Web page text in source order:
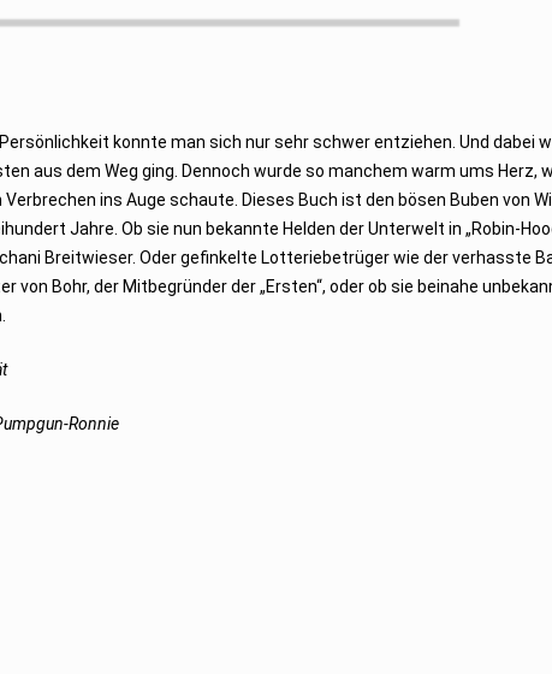
konnte man sich nur sehr schwer entziehen. Und dabei
aus dem Weg ging. Dennoch wurde so manchem warm ums Herz,
ins Auge schaute. Dieses Buch ist den bösen Buben von
Jahre. Ob sie nun bekannte Helden der Unterwelt in „Robin-
Breitwieser. Oder gefinkelte Lotteriebetrüger wie der verhasste
Bohr, der Mitbegründer der „Ersten“, oder ob sie beinahe
Ronnie